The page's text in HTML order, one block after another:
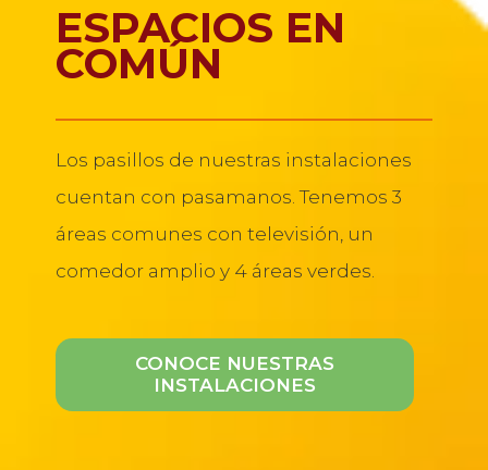
ESPACIOS EN
COMÚN
Los pasillos de nuestras instalaciones
cuentan con pasamanos. Tenemos 3
áreas comunes con televisión, un
comedor amplio y 4 áreas verdes.
CONOCE NUESTRAS
INSTALACIONES